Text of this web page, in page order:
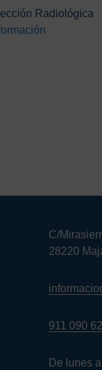
precio
original
era:
actual
es:
Radiológica
C/
28220
911 090
De lunes